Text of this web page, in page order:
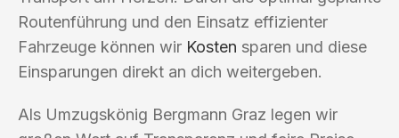
Routenführung und den Einsatz effizienter
Fahrzeuge können wir Kosten sparen und diese
Einsparungen direkt an dich weitergeben.
Als Umzugskönig Bergmann Graz legen wir